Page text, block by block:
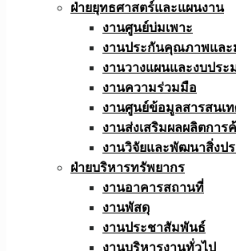
ฝ่ายยุทธศาสตร์และแผนงาน
งานศูนย์บ่มเพาะ
งานประกันคุณภาพและ
งานวางแผนและงบปร
งานความร่วมมือ
งานศูนย์ข้อมูลสารสนเ
งานส่งเสริมผลผลิตการ
งานวิจัยและพัฒนาสิ่งป
ฝ่ายบริหารทรัพยากร
งานอาคารสถานที่
งานพัสดุ
งานประชาสัมพันธ์
งานบริหารงานทั่วไป